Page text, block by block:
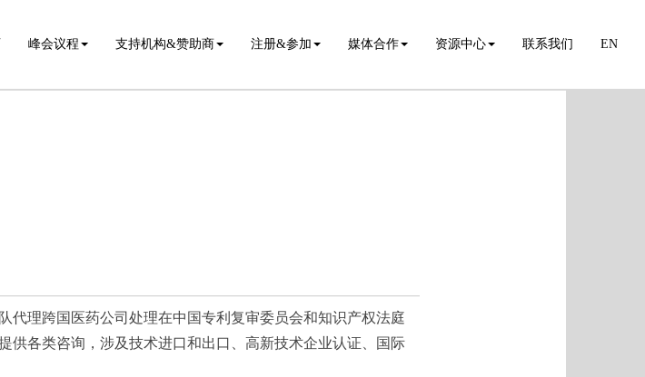
峰会议程 支持机构&赞助商 注册&参加 媒体合作 资源中心 联系我们 EN
代理跨国医药公司处理在中国专利复审委员会和知识产权法庭
供各类咨询，涉及技术进口和出口、高新技术企业认证、国际